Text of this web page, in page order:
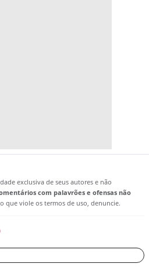
exclusiva de seus autores e não
com palavrões e ofensas não
que viole os termos de uso, denuncie.